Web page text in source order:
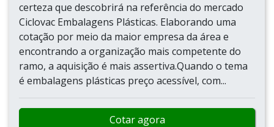
certeza que descobrirá na referência do mercado
Ciclovac Embalagens Plásticas. Elaborando uma
cotação por meio da maior empresa da área e
encontrando a organização mais competente do
ramo, a aquisição é mais assertiva.Quando o tema
é embalagens plásticas preço acessível, com...
Cotar agora